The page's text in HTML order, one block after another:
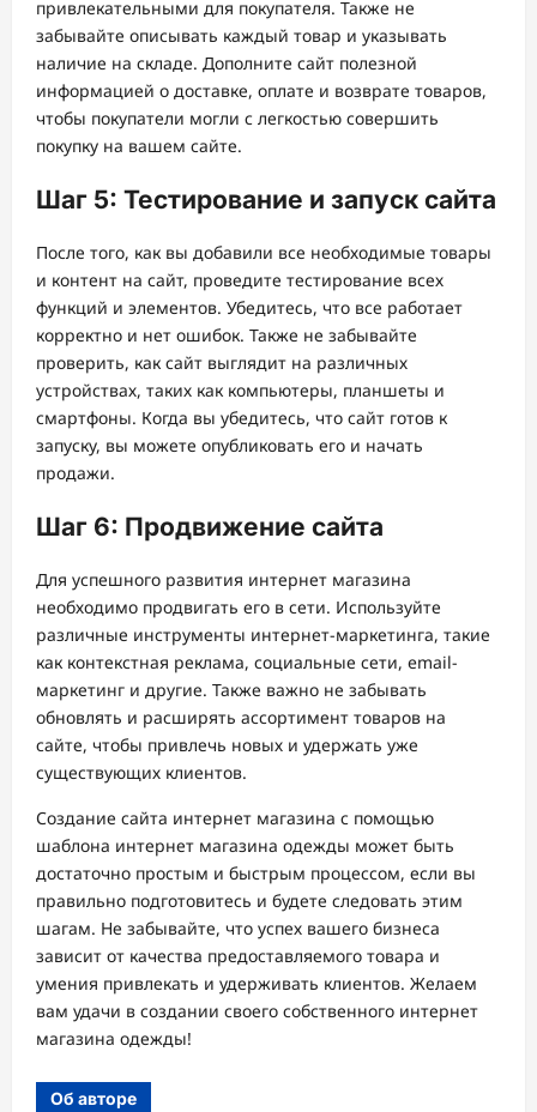
привлекательными для покупателя. Также не
забывайте описывать каждый товар и указывать
наличие на складе. Дополните сайт полезной
информацией о доставке, оплате и возврате товаров,
чтобы покупатели могли с легкостью совершить
покупку на вашем сайте.
Шаг 5: Тестирование и запуск сайта
После того, как вы добавили все необходимые товары
и контент на сайт, проведите тестирование всех
функций и элементов. Убедитесь, что все работает
корректно и нет ошибок. Также не забывайте
проверить, как сайт выглядит на различных
устройствах, таких как компьютеры, планшеты и
смартфоны. Когда вы убедитесь, что сайт готов к
запуску, вы можете опубликовать его и начать
продажи.
Шаг 6: Продвижение сайта
Для успешного развития интернет магазина
необходимо продвигать его в сети. Используйте
различные инструменты интернет-маркетинга, такие
как контекстная реклама, социальные сети, email-
маркетинг и другие. Также важно не забывать
обновлять и расширять ассортимент товаров на
сайте, чтобы привлечь новых и удержать уже
существующих клиентов.
Создание сайта интернет магазина с помощью
шаблона интернет магазина одежды может быть
достаточно простым и быстрым процессом, если вы
правильно подготовитесь и будете следовать этим
шагам. Не забывайте, что успех вашего бизнеса
зависит от качества предоставляемого товара и
умения привлекать и удерживать клиентов. Желаем
вам удачи в создании своего собственного интернет
магазина одежды!
Об авторе